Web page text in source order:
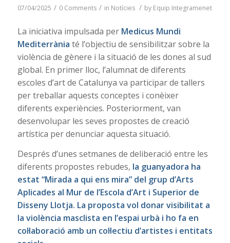
07/04/2025 / 0 Comments / in Notícies / by Equip Integramenet
La iniciativa impulsada per Medicus Mundi
Mediterrània té l’objectiu de sensibilitzar sobre la
violència de gènere i la situació de les dones al sud
global. En primer lloc, l’alumnat de diferents
escoles d’art de Catalunya va participar de tallers
per treballar aquests conceptes i conèixer
diferents experiències. Posteriorment, van
desenvolupar les seves propostes de creació
artística per denunciar aquesta situació.
Després d’unes setmanes de deliberació entre les
diferents propostes rebudes, la guanyadora ha
estat “Mirada a qui ens mira” del grup d’Arts
Aplicades al Mur de l’Escola d’Art i Superior de
Disseny Llotja. La proposta vol donar visibilitat a
la violència masclista en l’espai urbà i ho fa en
col·laboració amb un col·lectiu d’artistes i entitats